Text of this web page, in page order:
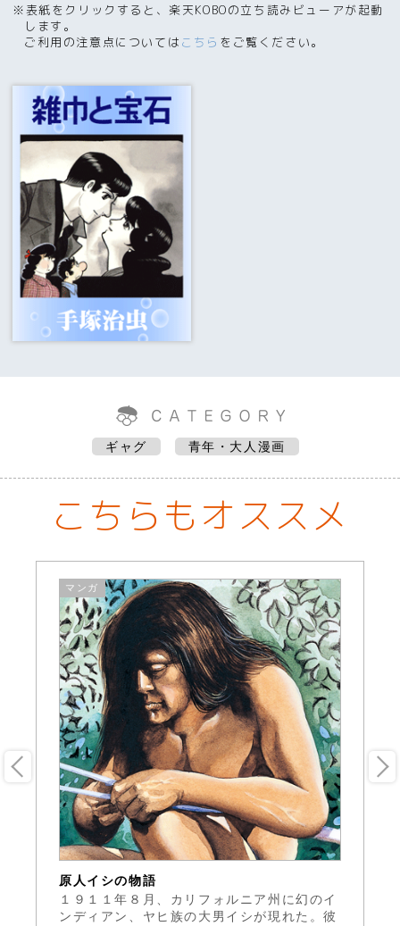
※表紙をクリックすると、楽天KOBOの立ち読みビューアが起動
します。
ご利用の注意点については こちら をご覧ください。
ギャグ 青年・大人漫画
こちらもオススメ
マンガ
原人イシの物語
１９１１年８月、カリフォルニア州に幻のイ
ンディアン、ヤヒ族の大男イシが現れた。彼